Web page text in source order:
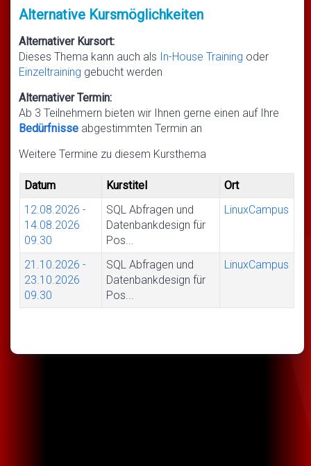
Alternative Kursmöglichkeiten
Alternativer Kursort:
Dieses Thema kann auch als In-House Training oder
Einzeltraining gebucht werden
Alternativer Termin:
Ab 3 Teilnehmern bieten wir Ihnen gerne einen auf Ihre
Bedürfnisse abgestimmten Termin an
Weitere Termine zu diesem Kursthema
Datum Kurstitel
Ort
12.08.2026 -
14.08.2026
09.30
SQL Abfragen und
Datenbankdesign für
Pos...
LinuxCampus
21.10.2026 -
23.10.2026
09.30
SQL Abfragen und
Datenbankdesign für
Pos...
LinuxCampus